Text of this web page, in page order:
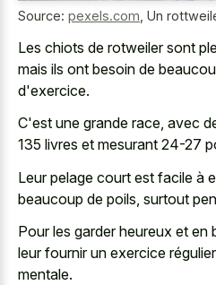
Source: pexels.com Un
Les chiots de rotweiler sont
mais ils ont besoin de
d'exercice.
C'est une grande race, avec
135 livres et mesurant 24-27
Leur pelage court est facile à
beaucoup de poils, surtout
Pour les garder heureux et
leur fournir un exercice
mentale.